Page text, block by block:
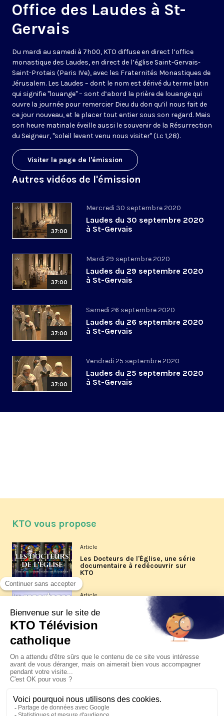
Office des Laudes à St-
Gervais
Du mardi au samedi à 7h00, KTO diffuse en direct l’office
monastique des Laudes, en direct de l’église Saint-Gervais-
Saint-Protais (Paris IVe), avec les Fraternités Monastiques de
Jérusalem. Les Laudes – dont le nom est dérivé du terme latin
qui signifie "louange" – sont d’abord la prière de louange qui
ouvre la journée pour remercier Dieu du don qu’il nous fait de
ce jour nouveau, et le placer tout entier sous son regard. Mais
son heure matinale éveille aussi le souvenir de la Résurrection
du Seigneur, "soleil levant venu nous visiter" (Lc 1,28).
Visiter la page de l'émission
Autres vidéos de l'émission
37:00
Mercredi 30 septembre 2020
Laudes du 30 septembre 2020
à St-Gervais
37:00
Mardi 29 septembre 2020
Laudes du 29 septembre 2020
à St-Gervais
37:00
Samedi 26 septembre 2020
Laudes du 26 septembre 2020
à St-Gervais
37:00
Vendredi 25 septembre 2020
Laudes du 25 septembre 2020
à St-Gervais
KTO vous propose
Article
Les Docteurs de l'Église, une série
documentaire à redécouvrir sur
KTO
Article
Les reportages d'été 2026 de KTO
La visite pastorale du pape Léon
XIV à Assise à suivre sur KTO le
jeudi 6 août
Le pape en Uruguay, Argentine et
Pérou du 6 au 17 novembre 2026